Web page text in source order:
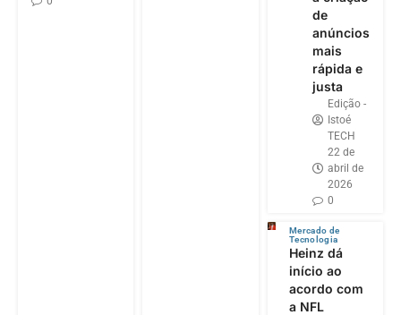
de
anúncios
mais
rápida e
justa
Edição -
Istoé
TECH
22 de
abril de
2026
0
Mercado de
Tecnologia
Heinz dá
início ao
acordo com
a NFL